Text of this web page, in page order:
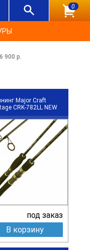
0
900 р.
Major Craft
CRK-782LL NEW
под заказ
В корзину